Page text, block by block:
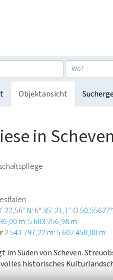
Objektansicht
in Scheven
22,56″ N: 6° 35′ 21,1″ O
m: 5.603.256,98 m
2.541.797,22 m: 5.602.450,00 m
im Süden von Scheven.
historisches